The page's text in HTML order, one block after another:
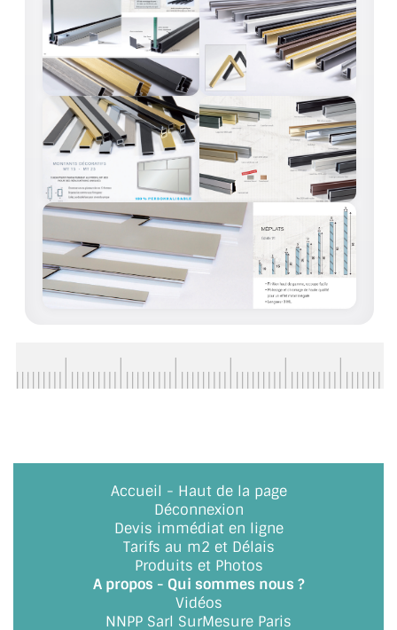
LES PROFILS PAROI DE VERRE
VITRINE EN VERRE
CONNECTEURS ET ASSEMBLAGE DE VERRES
PLATS ET CORNIÈRES
LES CHARNIÈRES DE PORTE EN VERRE
BOUTONS ET POIGNÉES
BARRES DE STABILISATION
JOINTS D'ÉTANCHÉITÉS
SYSTÈMES PIVOTANTS
ACCESSOIRES EN PROMOTIONS
EXEMPLES, RÉALISATIONS, INSPIRATIONS
COMMENT COUPER DU VERRE ?
Accueil - Haut de la page
Déconnexion
Devis immédiat en ligne
Tarifs au m2 et Délais
Produits et Photos
A propos - Qui sommes nous ?
Vidéos
NNPP Sarl SurMesure Paris